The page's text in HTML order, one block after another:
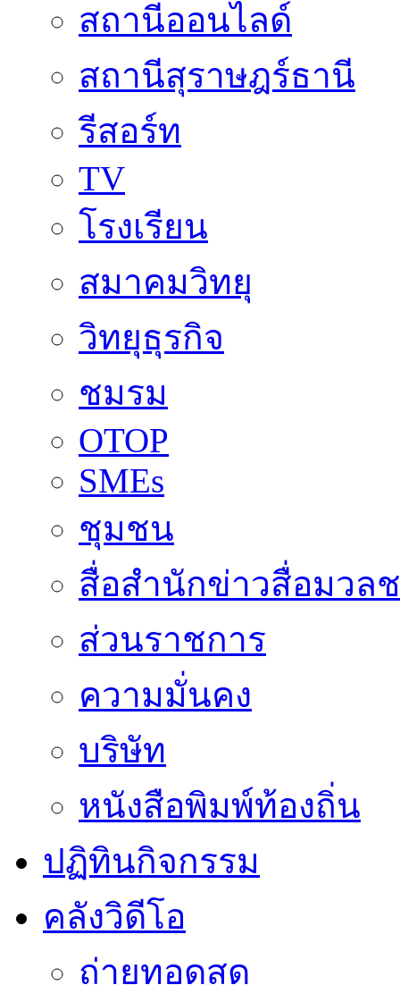
สถานีออนไลด์
สถานีสุราษฎร์ธานี
รีสอร์ท
TV
โรงเรียน
สมาคมวิทยุ
วิทยุธุรกิจ
ชมรม
OTOP
SMEs
ชุมชน
สื่อสำนักข่าวสื่อมวล
ส่วนราชการ
ความมั่นคง
บริษัท
หนังสือพิมพ์ท้องถิ่น
ปฏิทินกิจกรรม
คลังวิดีโอ
ถ่ายทอดสด